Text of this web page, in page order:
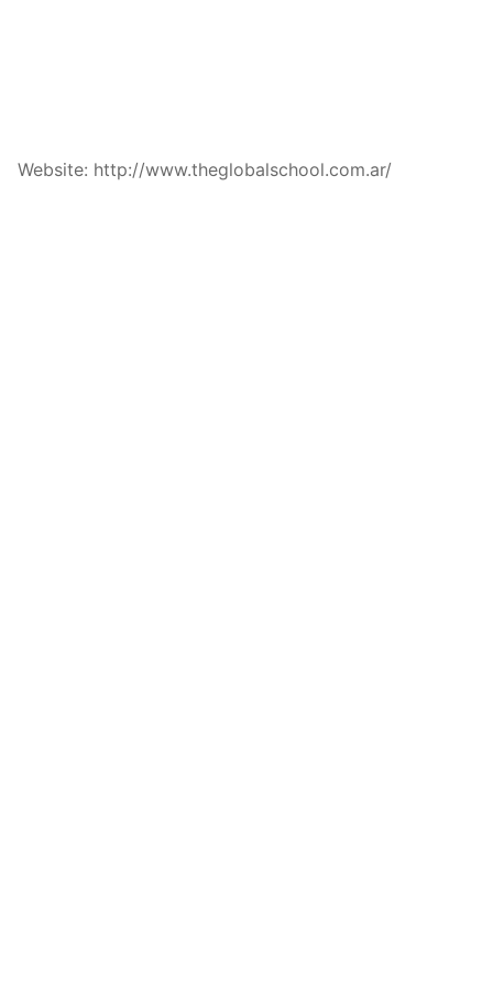
Website: http://www.theglobalschool.com.ar/